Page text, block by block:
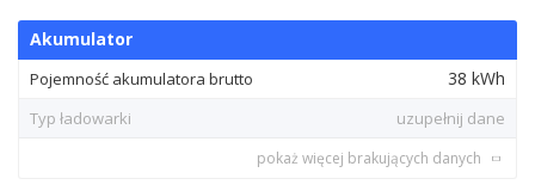
Akumulator
Pojemność akumulatora brutto 38 kWh
Typ ładowarki uzupełnij dane
pokaż więcej brakujących danych